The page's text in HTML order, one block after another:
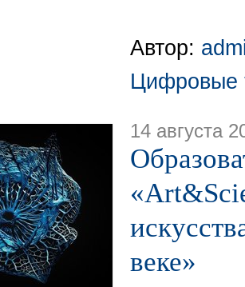
Автор:
Цифровые
14 августа
веке»